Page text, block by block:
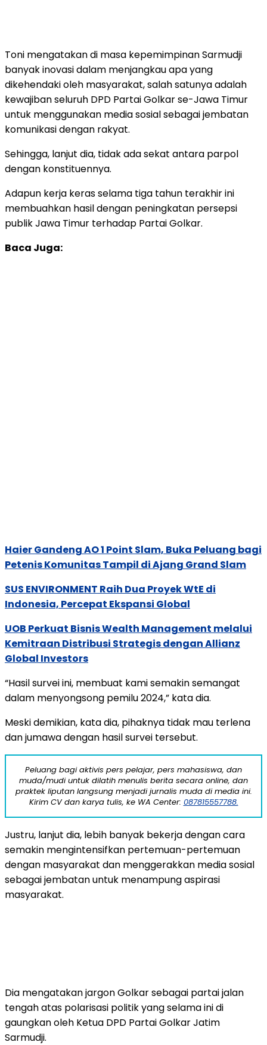
Toni mengatakan di masa kepemimpinan Sarmudji
banyak inovasi dalam menjangkau apa yang
dikehendaki oleh masyarakat, salah satunya adalah
kewajiban seluruh DPD Partai Golkar se-Jawa Timur
untuk menggunakan media sosial sebagai jembatan
komunikasi dengan rakyat.
Sehingga, lanjut dia, tidak ada sekat antara parpol
dengan konstituennya.
Adapun kerja keras selama tiga tahun terakhir ini
membuahkan hasil dengan peningkatan persepsi
publik Jawa Timur terhadap Partai Golkar.
Baca Juga:
Haier Gandeng AO 1 Point Slam, Buka Peluang bagi
Petenis Komunitas Tampil di Ajang Grand Slam
SUS ENVIRONMENT Raih Dua Proyek WtE di
Indonesia, Percepat Ekspansi Global
UOB Perkuat Bisnis Wealth Management melalui
Kemitraan Distribusi Strategis dengan Allianz
Global Investors
“Hasil survei ini, membuat kami semakin semangat
dalam menyongsong pemilu 2024,” kata dia.
Meski demikian, kata dia, pihaknya tidak mau terlena
dan jumawa dengan hasil survei tersebut.
Peluang bagi aktivis pers pelajar, pers mahasiswa, dan
muda/mudi untuk dilatih menulis berita secara online, dan
praktek liputan langsung menjadi jurnalis muda di media ini.
Kirim CV dan karya tulis, ke WA Center: 087815557788.
Justru, lanjut dia, lebih banyak bekerja dengan cara
semakin mengintensifkan pertemuan-pertemuan
dengan masyarakat dan menggerakkan media sosial
sebagai jembatan untuk menampung aspirasi
masyarakat.
Dia mengatakan jargon Golkar sebagai partai jalan
tengah atas polarisasi politik yang selama ini di
gaungkan oleh Ketua DPD Partai Golkar Jatim
Sarmudji.